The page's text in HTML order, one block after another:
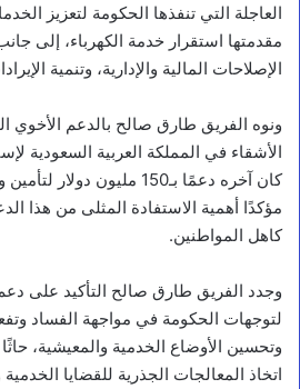
العاجلة التي تنفذها الحكومة لتعزيز
مقدمتها استقرار خدمة الكهرباء، إلى
الإصلاحات المالية والإدارية، وتنمية
ونوه الفريق طارق صالح بالدعم الأخوي
الأشقاء في المملكة العربية السعودية
كان آخره دعمًا بـ150 مليون
مؤكدًا أهمية الاستفادة المثلى من هذا
كاهل المواطنين.
وجدد الفريق طارق صالح التأكيد على
لتوجهات الحكومة في مواجهة الفساد
وتحسين الأوضاع الخدمية والمعيشية،
اتخاذ المعالجات الجذرية للقضايا